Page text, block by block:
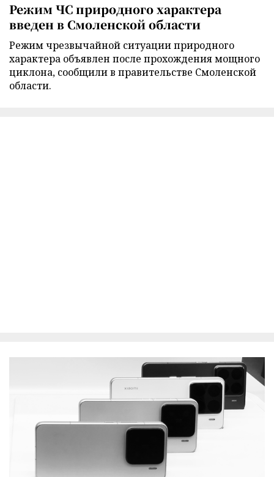
Режим ЧС природного характера
введен в Смоленской области
Режим чрезвычайной ситуации природного
характера объявлен после прохождения мощного
циклона, сообщили в правительстве Смоленской
области.